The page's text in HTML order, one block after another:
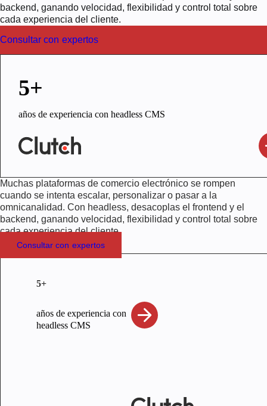
backend, ganando velocidad, flexibilidad y control total sobre
cada experiencia del cliente.
Consultar con expertos
5+
años de experiencia con headless CMS
Muchas plataformas de comercio electrónico se rompen
cuando se intenta escalar, personalizar o pasar a la
omnicanalidad. Con headless, desacoplas el frontend y el
backend, ganando velocidad, flexibilidad y control total sobre
cada experiencia del cliente.
Consultar con expertos
5+
años de experiencia con
headless CMS